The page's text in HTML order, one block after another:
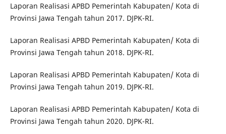
Laporan Realisasi APBD Pemerintah Kabupaten/ Kota di
Provinsi Jawa Tengah tahun 2017. DJPK-RI.
Laporan Realisasi APBD Pemerintah Kabupaten/ Kota di
Provinsi Jawa Tengah tahun 2018. DJPK-RI.
Laporan Realisasi APBD Pemerintah Kabupaten/ Kota di
Provinsi Jawa Tengah tahun 2019. DJPK-RI.
Laporan Realisasi APBD Pemerintah Kabupaten/ Kota di
Provinsi Jawa Tengah tahun 2020. DJPK-RI.